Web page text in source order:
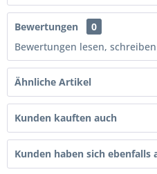
Bewertungen
0
Bewertungen lesen,
Ähnliche Artikel
Kunden kauften auch
Kunden haben sich ebenfalls